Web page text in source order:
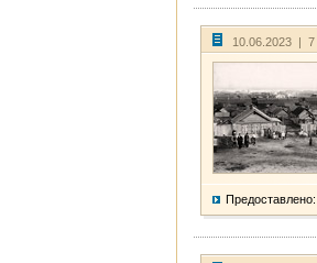
10.06.2023 | 7
Предоставлено: